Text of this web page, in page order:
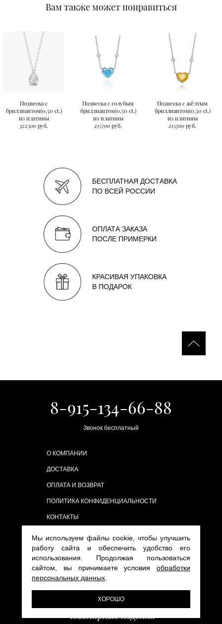
Вам также может понравиться
Подвеска с
бриллиантом(0,50 ct.)
из платины
322500 руб.
Подвеска с голубым
бриллиантом(0,50 ct.)
из платины
215700 руб.
Подвеска с жёлтым
бриллиантом(0,50 ct.)
из платины
215700 руб.
БЕСПЛАТНАЯ ДОСТАВКА
ПО ВСЕЙ РОССИИ
ОПЛАТА ЗАКАЗА
ПОСЛЕ ПРИМЕРКИ
КРАСИВАЯ УПАКОВКА
В ПОДАРОК
8-915-134-66-88
Звонок бесплатный
О КОМПАНИИ
ДОСТАВКА
ОПЛАТА И ВОЗВРАТ
ПОЛИТИКА КОНФИДЕНЦИАЛЬНОСТИ
КОНТАКТЫ
Мы используем файлы cookie, чтобы улучшить
работу сайта и обеспечить удобство его
использования. Продолжая пользоваться
сайтом, вы принимаете условия обработки
персональных данных
ХОРОШО